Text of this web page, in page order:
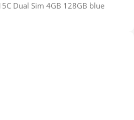
Dual Sim 4GB 128GB blue